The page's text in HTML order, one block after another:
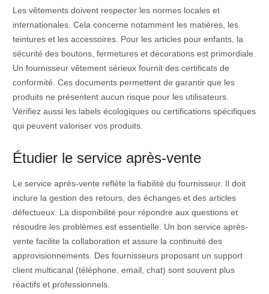
Les vêtements doivent respecter les normes locales et
internationales. Cela concerne notamment les matières, les
teintures et les accessoires. Pour les articles pour enfants, la
sécurité des boutons, fermetures et décorations est primordiale.
Un fournisseur vêtement sérieux fournit des certificats de
conformité. Ces documents permettent de garantir que les
produits ne présentent aucun risque pour les utilisateurs.
Vérifiez aussi les labels écologiques ou certifications spécifiques
qui peuvent valoriser vos produits.
Étudier le service après-vente
Le service après-vente reflète la fiabilité du fournisseur. Il doit
inclure la gestion des retours, des échanges et des articles
défectueux. La disponibilité pour répondre aux questions et
résoudre les problèmes est essentielle. Un bon service après-
vente facilite la collaboration et assure la continuité des
approvisionnements. Des fournisseurs proposant un support
client multicanal (téléphone, email, chat) sont souvent plus
réactifs et professionnels.